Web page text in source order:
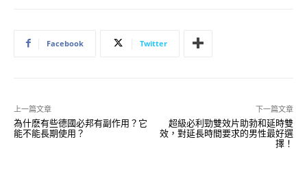
Facebook Twitter
上一篇文章
為什麽有些德國必邦有副作用？它
能不能長期使用？
下一篇文章
超級必利勁雙效片助勃和延時雙
效，對延長時間要求的男性最好選
擇！